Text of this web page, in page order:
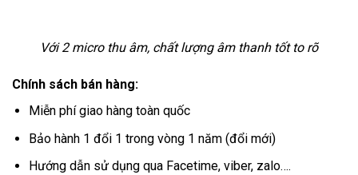
Với 2 micro thu âm, chất lượng âm thanh tốt to rõ
Chính sách bán hàng:
Miễn phí giao hàng toàn quốc
Bảo hành 1 đổi 1 trong vòng 1 năm (đổi mới)
Hướng dẫn sử dụng qua Facetime, viber, zalo….